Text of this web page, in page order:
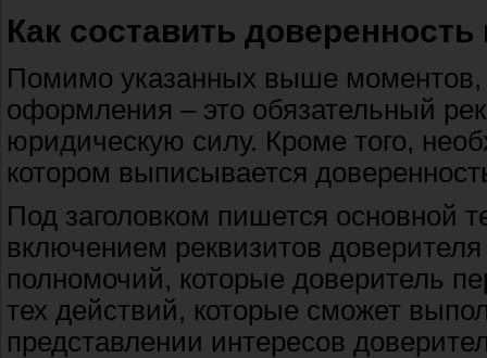
Как составить доверенность
Помимо указанных выше моментов,
оформления – это обязательный
юридическую силу. Кроме того,
котором выписывается
Под заголовком пишется основной
включением реквизитов
полномочий, которые доверитель
тех действий, которые сможет
представлении интересов